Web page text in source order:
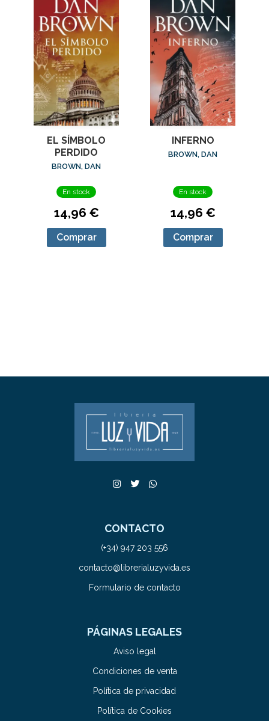
EL SÍMBOLO
PERDIDO
BROWN, DAN
En stock
14,96 €
Comprar
INFERNO
BROWN, DAN
En stock
14,96 €
Comprar
CONTACTO
(+34) 947 203 556
contacto@librerialuzyvida.es
Formulario de contacto
PÁGINAS LEGALES
Aviso legal
Condiciones de venta
Política de privacidad
Política de Cookies